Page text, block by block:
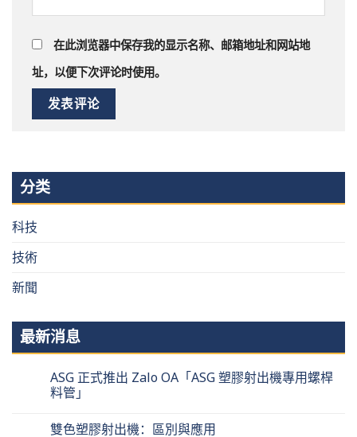
在此浏览器中保存我的显示名称、邮箱地址和网站地
址，以便下次评论时使用。
分类
科技
技術
新聞
最新消息
ASG 正式推出 Zalo OA「ASG 塑膠射出機專用螺桿
料管」
雙色塑膠射出機：區別與應用